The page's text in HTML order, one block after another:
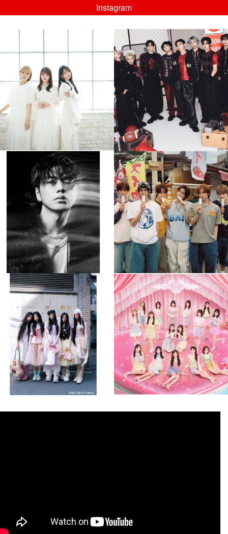
Instagram
...
8月 4
4 0
musicjapantv
💡08/05(水)23:00特番放送！
...
8月 4
4 0
musicjapantv
💡8月特番放送決定！
...
8月 4
84 0
musicjapantv
💡8月特番放送決定！
...
8月 4
5 0
musicjapantv
💡8月特番放送決定！
8月 4
1 0
musicjapantv
💡8月特番放送決定！
...
8月 4
1 0